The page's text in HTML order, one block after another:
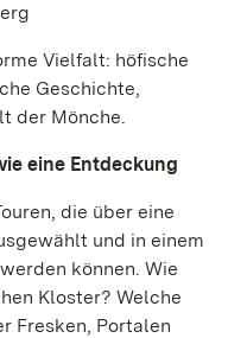
Vielfalt: höfische
Geschichte,
der Mönche.
eine Entdeckung
die über eine
und in einem
können. Wie
Kloster? Welche
Fresken, Portalen